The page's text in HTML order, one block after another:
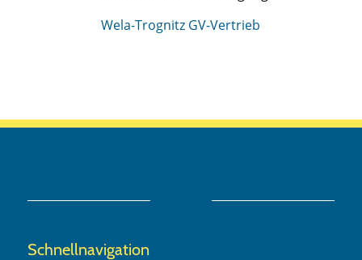
Wela-Trognitz GV-Vertrieb
Schnellnavigation